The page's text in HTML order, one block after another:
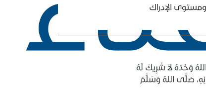
الإدراك
وَحْدَهُ لاَ شَرِيكَ لَهُ
صَلَّى اللهُ وَسَلَّمَ